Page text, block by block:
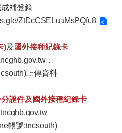
補登錄
ZtDcCSELuaMsPQfu8
)及 國外接種紀錄卡
，
上傳資料
分證件及國外接種紀錄卡
帳號:tncsouth)